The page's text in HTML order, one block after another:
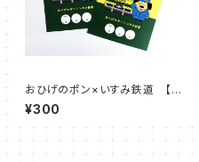
おひげのポン×いすみ鉄道 【駅
印】
¥300